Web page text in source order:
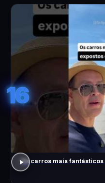
16
Os carros mais fantásticos